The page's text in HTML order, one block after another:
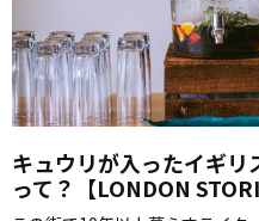
キュウリが入ったイギリ
って？【LONDON